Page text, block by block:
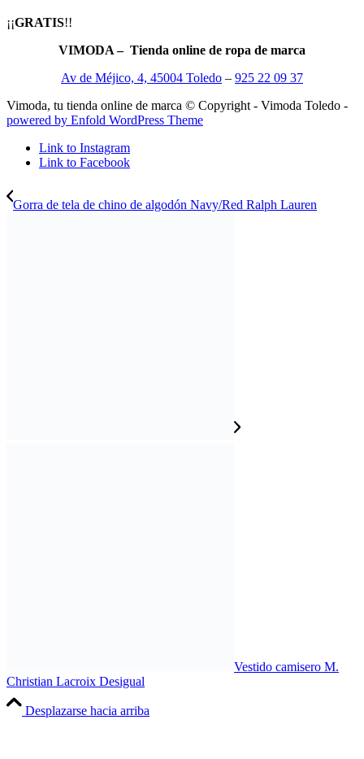
¡¡GRATIS!!
VIMODA – Tienda online de ropa de marca
Av de Méjico, 4, 45004 Toledo – 925 22 09 37
Vimoda, tu tienda online de marca © Copyright - Vimoda Toledo -
powered by Enfold WordPress Theme
Link to Instagram
Link to Facebook
Gorra de tela de chino de algodón Navy/Red Ralph Lauren
Vestido camisero M.
Christian Lacroix Desigual
Desplazarse hacia arriba